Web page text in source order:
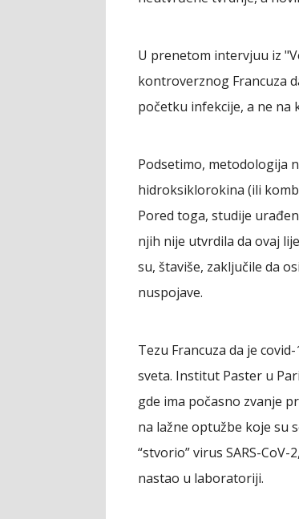
U prenetom intervjuu iz
kontroverznog Francuza
početku infekcije, a ne na
Podsetimo, metodologija
hidroksiklorokina (ili
Pored toga, studije
njih nije utvrdila da ovaj
su, štaviše, zaključile da
nuspojave.
Tezu Francuza da je
sveta. Institut Paster u
gde ima počasno zvanje
na lažne optužbe koje su
“stvorio” virus SARS-
nastao u laboratoriji.